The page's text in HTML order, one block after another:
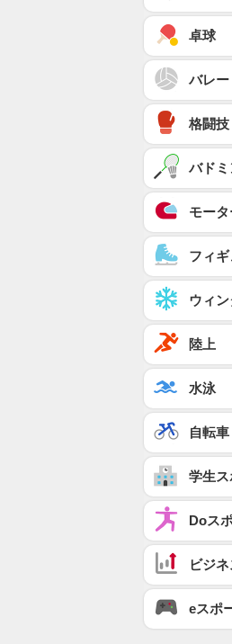
卓球
バレー
格闘技
バド
モー
フィ
ウィ
陸上
水泳
自転車
学生
Doス
ビジネ
eスポ